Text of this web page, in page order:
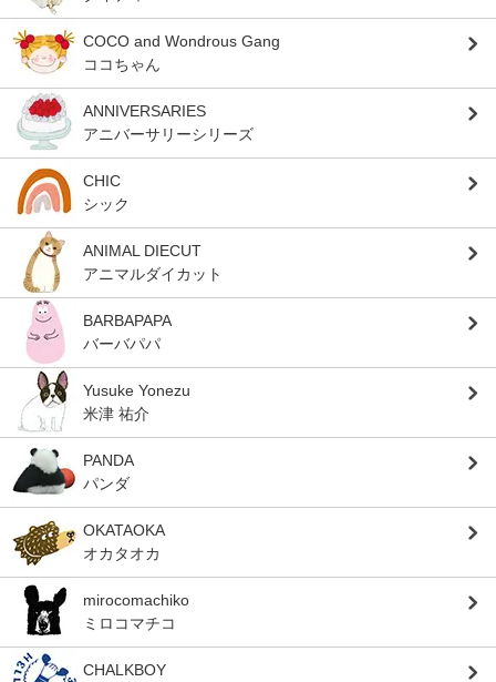
COCO and Wondrous Gang
ココちゃん
ANNIVERSARIES
アニバーサリーシリーズ
CHIC
シック
ANIMAL DIECUT
アニマルダイカット
BARBAPAPA
バーバパパ
Yusuke Yonezu
米津 祐介
PANDA
パンダ
OKATAOKA
オカタオカ
mirocomachiko
ミロコマチコ
CHALKBOY